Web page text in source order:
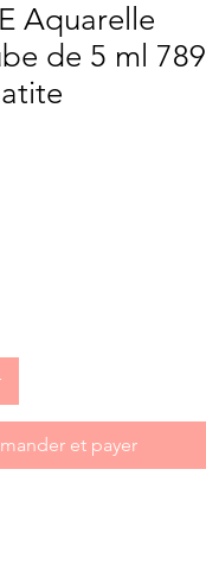
Aquarelle
de 5 ml 789
et payer